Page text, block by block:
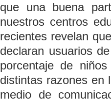
que una buena
nuestros centros
recientes revelan
declaran usuarios
porcentaje de
distintas razones en
medio de